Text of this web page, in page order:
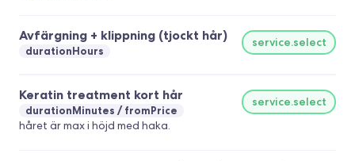
Avfärgning + klippning (tjockt hår)
durationHours
service.select
Keratin treatment kort hår
durationMinutes fromPrice
service.select
håret är max i höjd med haka.